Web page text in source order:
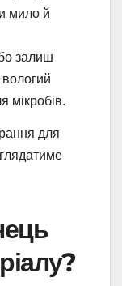
мило й
залиш
вологий
мікробів.
для